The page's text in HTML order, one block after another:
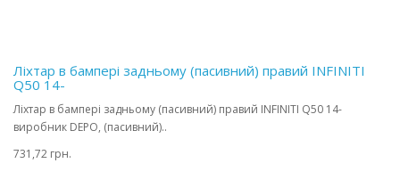
Ліхтар в бампері задньому (пасивний) правий INFINITI
Q50 14-
Ліхтар в бампері задньому (пасивний) правий INFINITI Q50 14-
виробник DEPO, (пасивний)..
731,72 грн.